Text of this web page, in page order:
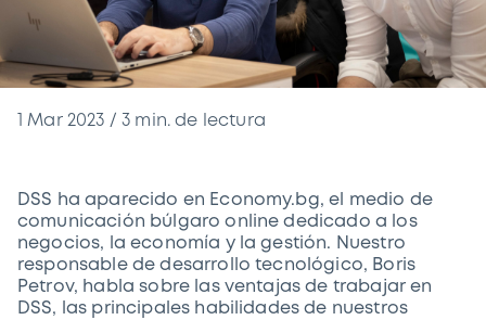
1 Mar 2023 /3 min. de lectura
DSS ha aparecido en Economy.bg, el medio de
comunicación búlgaro online dedicado a los
negocios, la economía y la gestión. Nuestro
responsable de desarrollo tecnológico, Boris
Petrov, habla sobre las ventajas de trabajar en
DSS, las principales habilidades de nuestros